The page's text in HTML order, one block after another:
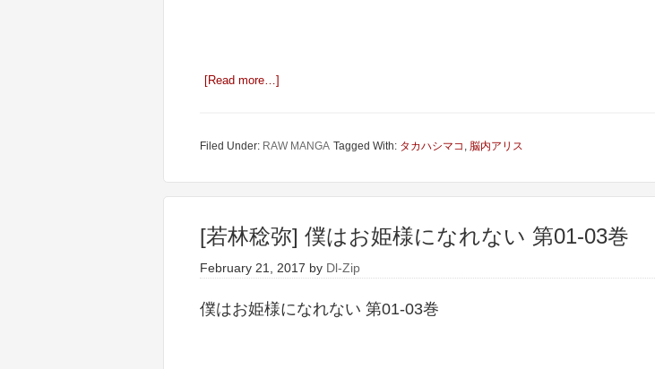
[Read more…]
Filed Under: RAW MANGA Tagged With: タカハシマコ , 脳内アリス
[若林稔弥] 僕はお姫様になれない 第01-03巻
February 21, 2017 by Dl-Zip
僕はお姫様になれない 第01-03巻